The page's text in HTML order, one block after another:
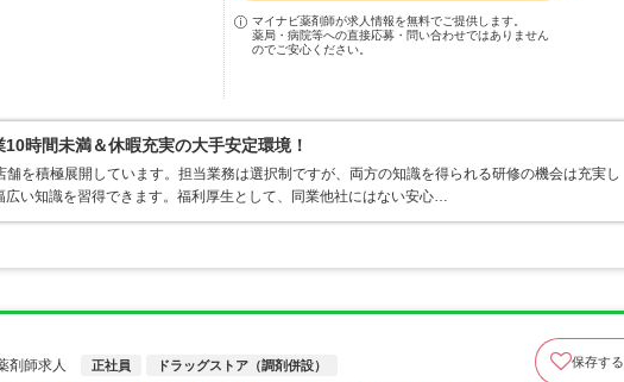
マイナビ薬剤師が求人情報を無料でご提供します。
薬局・病院等への直接応募・問い合わせではありません
のでご安心ください。
時間未満＆休暇充実の大手安定環境！
舗を積極展開しています。担当業務は選択制ですが、両方の知識を得られる研修の機会は充実し
広い知識を習得できます。福利厚生として、同業他社にはない安心…
剤師求人
正社員 ドラッグストア（調剤併設） 保存する